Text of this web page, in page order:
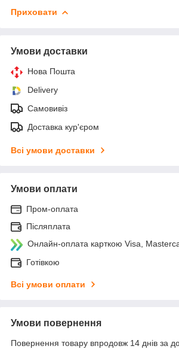
Приховати
Умови доставки
Нова Пошта
Delivery
Самовивіз
Доставка кур'єром
Всі умови доставки
Умови оплати
Пром-оплата
Післяплата
Онлайн-оплата карткою Visa,
Готівкою
Всі умови оплати
Умови повернення
Повернення товару впродовж 14 днів за